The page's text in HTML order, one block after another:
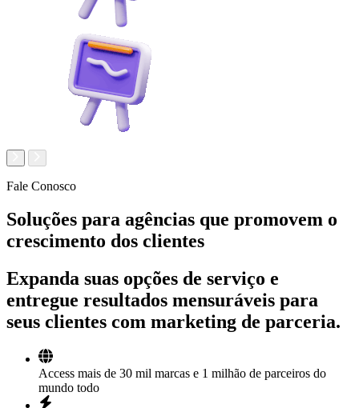
Fale Conosco
Soluções para agências que promovem o
crescimento dos clientes
Expanda suas opções de serviço e
entregue resultados mensuráveis para
seus clientes com marketing de parceria.
Access mais de 30 mil marcas e 1 milhão de parceiros do
mundo todo